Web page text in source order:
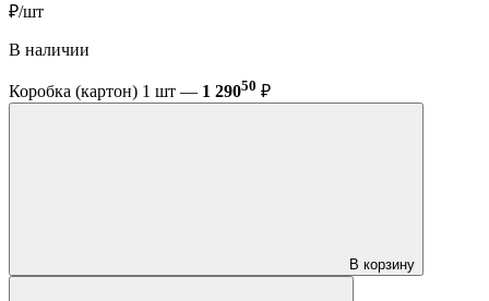
₽/шт
В наличии
Коробка (картон) 1 шт — 1 29050 ₽
В корзину